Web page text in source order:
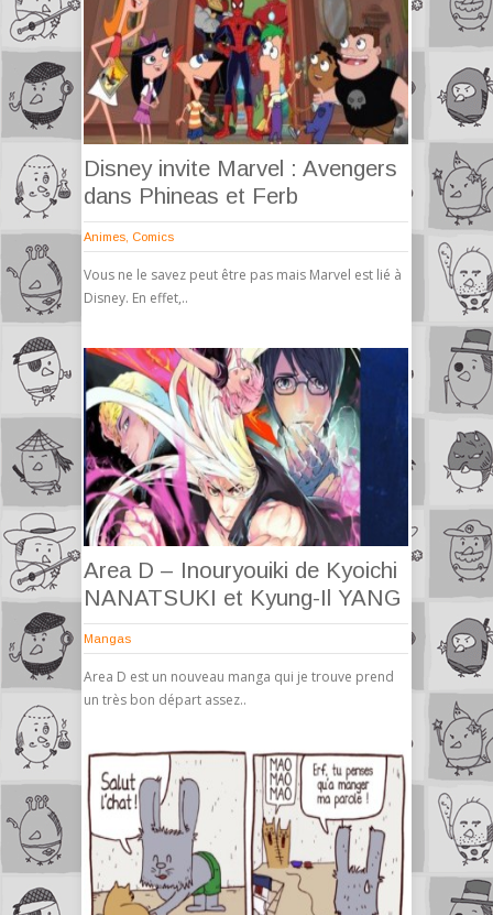
Disney invite Marvel : Avengers
dans Phineas et Ferb
Animes Comics
Vous ne le savez peut être pas mais Marvel est lié à
Disney. En effet,..
Area D – Inouryouiki de Kyoichi
NANATSUKI et Kyung-Il YANG
Mangas
Area D est un nouveau manga qui je trouve prend
un très bon départ assez..